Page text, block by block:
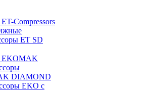
Compressors
ET SD
EKOMAK
DIAMOND
EKO c